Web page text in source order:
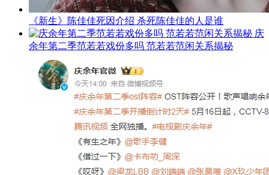
《新生》陈佳佳死因介绍 杀死陈佳佳的人是谁
庆
余年第二季范若若戏份多吗 范若若范闲关系揭秘